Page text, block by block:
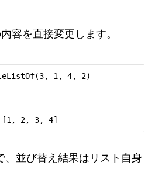
容を直接変更します。
1, 4, 2)
、並び替え結果はリスト自身